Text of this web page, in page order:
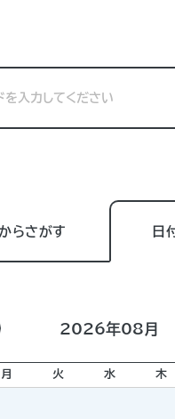
らさがす 日
利用目的
進学相談会 講習会
2026年08月
月 火 水 木